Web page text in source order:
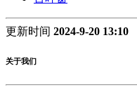
更新时间 2024-9-20 13:10
关于我们